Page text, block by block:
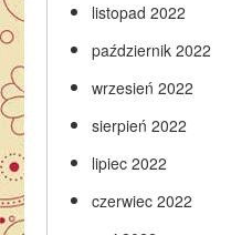
listopad 2022
październik 2022
wrzesień 2022
sierpień 2022
lipiec 2022
czerwiec 2022